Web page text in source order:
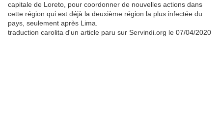
capitale de Loreto, pour coordonner de nouvelles actions dans
cette région qui est déjà la deuxième région la plus infectée du
pays, seulement après Lima.
traduction carolita d'un article paru sur Servindi.org le 07/04/2020